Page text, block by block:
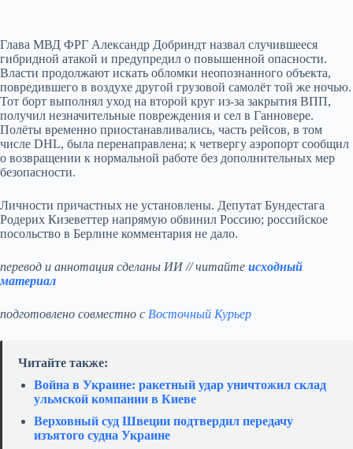
Глава МВД ФРГ Александр Добриндт назвал случившееся
гибридной атакой и предупредил о повышенной опасности.
Власти продолжают искать обломки неопознанного объекта,
повредившего в воздухе другой грузовой самолёт той же ночью.
Тот борт выполнял уход на второй круг из‑за закрытия ВПП,
получил незначительные повреждения и сел в Ганновере.
Полёты временно приостанавливались, часть рейсов, в том
числе DHL, была перенаправлена; к четвергу аэропорт сообщил
о возвращении к нормальной работе без дополнительных мер
безопасности.
Личности причастных не установлены. Депутат Бундестага
Родерих Кизеветтер напрямую обвинил Россию; российское
посольство в Берлине комментария не дало.
перевод и аннотация сделаны ИИ // читайте исходный
материал
подготовлено совместно с Восточный Курьер
Читайте также:
Война в Украине: ракетный удар уничтожил склад
ульмской компании в Киеве
Верховный суд Швеции подтвердил передачу
изъятого судна Украине